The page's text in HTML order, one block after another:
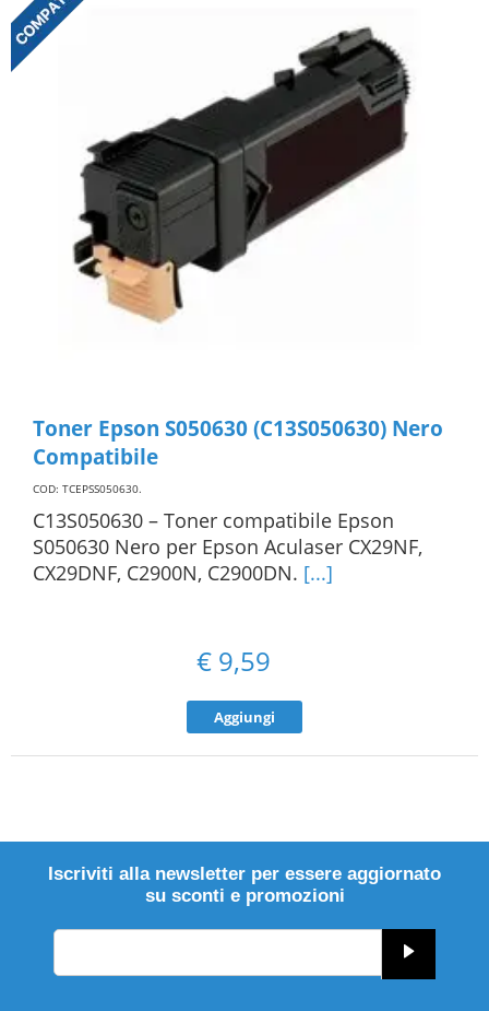
Toner Epson S050630 (C13S050630) Nero
Compatibile
COD: TCEPSS050630.
C13S050630 – Toner compatibile Epson
S050630 Nero per Epson Aculaser CX29NF,
CX29DNF, C2900N, C2900DN. [...]
€ 9,59
Aggiungi
Iscriviti alla newsletter per essere aggiornato
su sconti e promozioni